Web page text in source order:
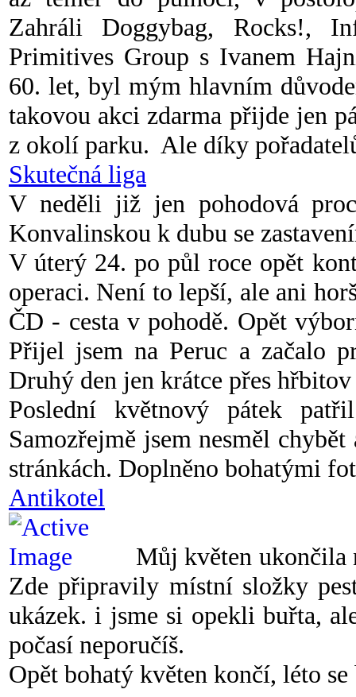
Zahráli Doggybag, Rocks!,
Primitives Group s Ivanem
60. let, byl mým hlavním
takovou akci zdarma přijde jen
z okolí parku. Ale díky
Skutečná liga
V neděli již jen pohodová
Konvalinskou k dubu se
V úterý 24. po půl roce opět
operaci. Není to lepší, ale ani
ČD - cesta v pohodě. Opět
Přijel jsem na Peruc a začalo
Druhý den jen krátce přes
Poslední květnový pátek
Samozřejmě jsem nesměl
stránkách. Doplněno bohatými
Antikotel
Můj květen ukončila
Zde připravily místní složky
ukázek. i jsme si opekli buřta,
počasí neporučíš.
Opět bohatý květen končí, léto